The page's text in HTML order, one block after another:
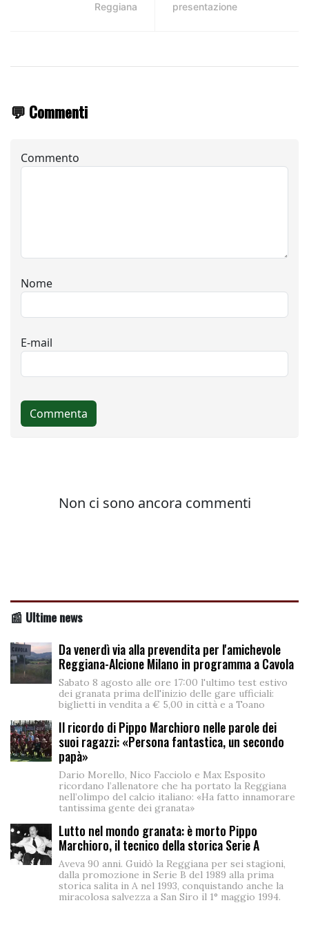
Reggiana
presentazione
💬 Commenti
📰 Ultime news
Da venerdì via alla prevendita per l'amichevole
Reggiana-Alcione Milano in programma a Cavola
Sabato 8 agosto alle ore 17:00 l'ultimo test estivo
dei granata prima dell'inizio delle gare ufficiali:
biglietti in vendita a € 5,00 in città e a Toano
Il ricordo di Pippo Marchioro nelle parole dei
suoi ragazzi: «Persona fantastica, un secondo
papà»
Dario Morello, Nico Facciolo e Max Esposito
ricordano l’allenatore che ha portato la Reggiana
nell’olimpo del calcio italiano: «Ha fatto innamorare
tantissima gente dei granata»
Lutto nel mondo granata: è morto Pippo
Marchioro, il tecnico della storica Serie A
Aveva 90 anni. Guidò la Reggiana per sei stagioni,
dalla promozione in Serie B del 1989 alla prima
storica salita in A nel 1993, conquistando anche la
miracolosa salvezza a San Siro il 1° maggio 1994.